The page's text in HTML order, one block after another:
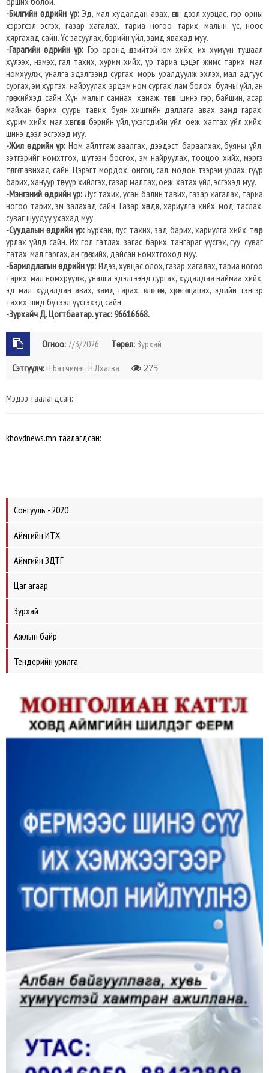
-Билгийн өдрийн үр:Эд, мал худалдан авах, өгөх, дээл хувцас, гэр орны
хэрэгсэл эсгэх, газар хагалах, тариа ногоо тарих, малын үс, ноос
хяргахад сайн. Үс засуулах, бэрийн үйл, замд явахад муу.
-Гарагийн өдрийн үр: Гэр оронд өлзийтэй юм хийх, их хүмүүн тушаал
хүлээх, нэмэх, гал тахих, хурим хийх, үр тариа цэцэг жимс тарих, мал
номхуулж, уналга эдэлгээнд сургах, морь уралдуулж эхлэх, мал адгуус
сургах, эм хүртэх, найруулах, эрдэм ном сургах, лам болох, буяны үйл, ан
гөрөө хийхэд сайн. Хүн, малыг самнах, ханаж, төнөх, шинэ гэр, байшин, асар
майхан барих, суурь тавих, буян хишгийн даллага авах, замд гарах,
хурим хийх, мал хөнгөлөх, бэрийн үйл, үхэгсдийн үйл, оёж, хатгах үйл хийх,
шинэ дээл эсгэхэд муу.
-Жил өдрийн үр: Ном айлтгаж заалгах, дээдэст бараалхах, буяны үйл,
зэтгэрийг номхтгох, шүтээн босгох, эм найруулах, тооцоо хийх, мэргэ
төлгө тавихад сайн. Цэрэгт мордох, онгоц, сал, модон тээрэм урлах, гүүр
барих, хануур төөнүүр хийлгэх, газар малтах, оёж, хатах үйл, эсгэхэд муу.
-Мэнгэний өдрийн үр:Лус тахих, усан балин тавих, газар хагалах, тариа
ногоо тарих, эм залахад сайн. Газар хөндөх, хариулга хийх, мод таслах,
суваг шуудуу ухахад муу.
-Суудалын өдрийн үр:Бурхан, лус тахих, зад барих, хариулга хийх, төмөр
урлах үйлд сайн. Их гол гатлах, загас барих, тангараг үүсгэх, гуу, суваг
татах, мал гаргах, ан гөрөө хийх, дайсан номхтгоход муу.
-Барилдлагын өдрийн үр: Идээ, хувцас олох, газар хагалах, тариа ногоо
тарих, мал номхруулж, уналга эдэлгээнд сургах, худалдаа наймаа хийх,
эд мал худалдан авах, замд гарах, өглөг өгөх, хөрөнгө цацах, эдийн тэнгэр
тахих, шид бүтээл үүсгэхэд сайн.
-Зурхайч Д. Цогтбаатар. утас: 96616668.
Огноо: 7/3/2026 Төрөл:Зурхай
Сэтгүүлч: Н.Батчимэг, Н.Лхагва 275
Мэдээ таалагдсан:
khovdnews.mn таалагдсан:
Сонгууль - 2020
Аймгийн ИТХ
Аймгийн ЗДТГ
Цаг агаар
Зурхай
Ажлын байр
Тендерийн урилга